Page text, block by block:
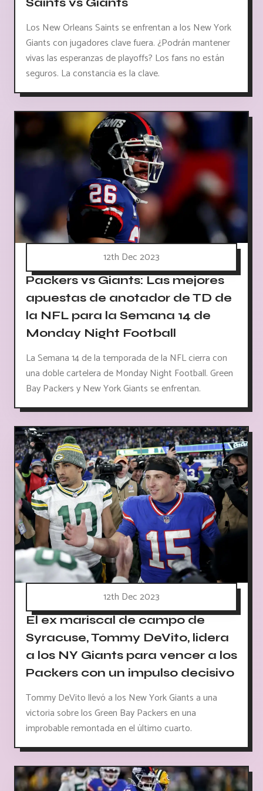
Los New Orleans Saints se enfrentan a los New York
Giants con jugadores clave fuera. ¿Podrán mantener
vivas las esperanzas de playoffs? Los fans no están
seguros. La constancia es la clave.
12th Dec 2023
Packers vs Giants: Las mejores
apuestas de anotador de TD de
la NFL para la Semana 14 de
Monday Night Football
La Semana 14 de la temporada de la NFL cierra con
una doble cartelera de Monday Night Football. Green
Bay Packers y New York Giants se enfrentan.
12th Dec 2023
El ex mariscal de campo de
Syracuse, Tommy DeVito, lidera
a los NY Giants para vencer a los
Packers con un impulso decisivo
Tommy DeVito llevó a los New York Giants a una
victoria sobre los Green Bay Packers en una
improbable remontada en el último cuarto.